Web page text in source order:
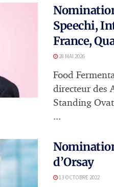
Speechi,
France,
28 MAI 2026
Food
directeur des
Standing
...
d’Orsay
13 OCTOBRE 2022